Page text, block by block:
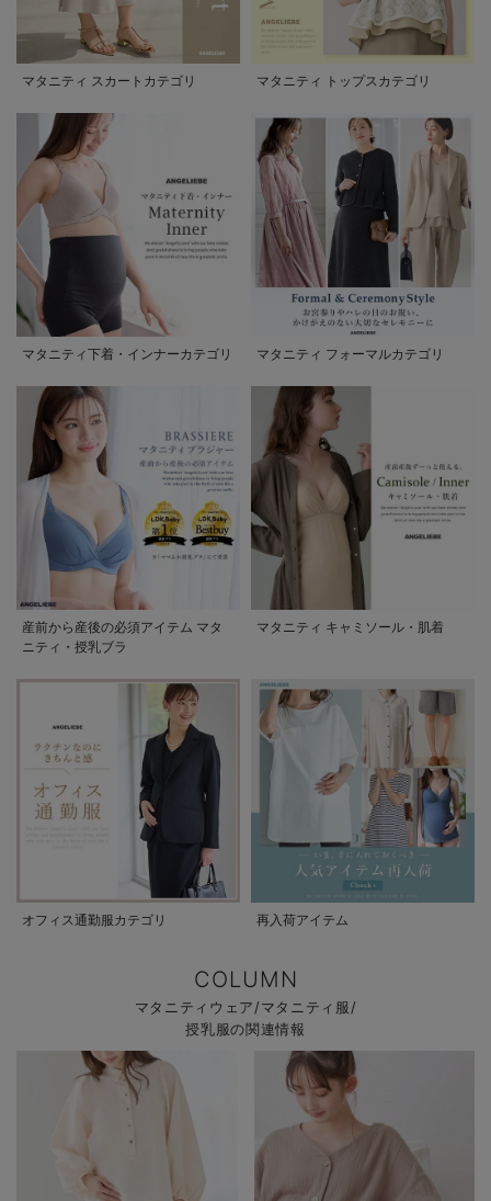
マタニティ スカートカテゴリ マタニティ トップスカテゴリ
マタニティ下着・インナーカテゴリ マタニティ フォーマルカテゴリ
産前から産後の必須アイテム マタ
ニティ・授乳ブラ
マタニティ キャミソール・肌着
オフィス通勤服カテゴリ 再入荷アイテム
COLUMN
マタニティウェア/マタニティ服/
授乳服の関連情報